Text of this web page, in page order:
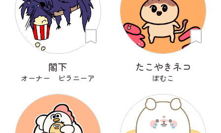
閣下
オーナー ピラニーア
たこやきネコ
ぽむこ